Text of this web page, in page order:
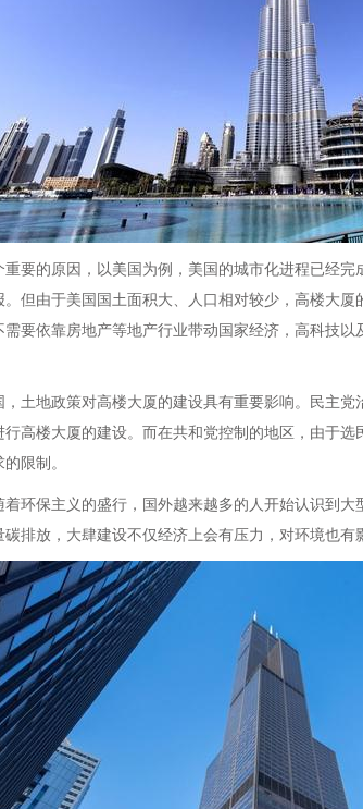
重要的原因，以美国为例，美国的城市化进程已经
。但由于美国国土面积大、人口相对较少，高楼大
需要依靠房地产等地产行业带动国家经济，高科技
，土地政策对高楼大厦的建设具有重要影响。民主
行高楼大厦的建设。而在共和党控制的地区，由于
限制。
着环保主义的盛行，国外越来越多的人开始认识到
排放，大肆建设不仅经济上会有压力，对环境也有